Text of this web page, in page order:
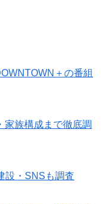
＋の番組
家族構成まで徹底調
設・SNSも調査